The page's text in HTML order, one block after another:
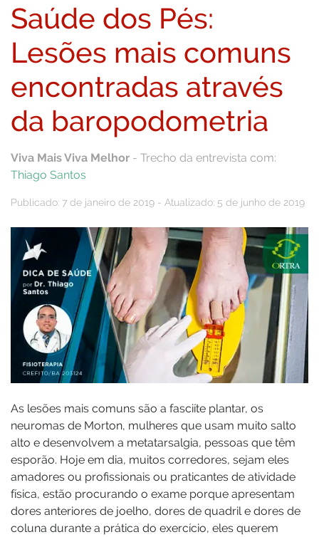
Saúde dos Pés:
Lesões mais comuns
encontradas através
da baropodometria
Viva Mais Viva Melhor - Trecho da entrevista com:
Thiago Santos
Publicado: 7 de janeiro de 2019 - Atualizado: 5 de junho de 2019
As lesões mais comuns são a fasciíte plantar, os
neuromas de Morton, mulheres que usam muito salto
alto e desenvolvem a metatarsalgia, pessoas que têm
esporão. Hoje em dia, muitos corredores, sejam eles
amadores ou profissionais ou praticantes de atividade
física, estão procurando o exame porque apresentam
dores anteriores de joelho, dores de quadril e dores de
coluna durante a prática do exercício, eles querem